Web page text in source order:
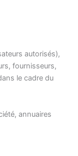
autorisés),
fournisseurs,
le cadre du
annuaires